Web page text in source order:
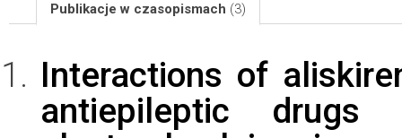
Publikacje w czasopismach (3)
Interactions of
antiepileptic